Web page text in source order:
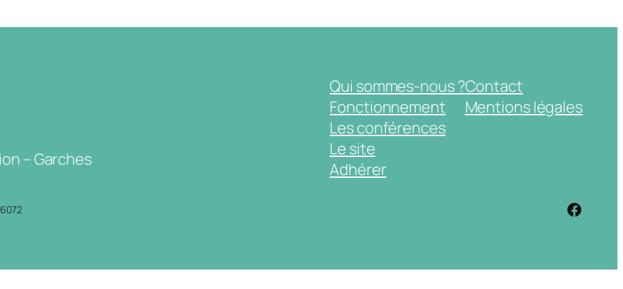
– Garches
Qui sommes-nous ?
Fonctionnement
Les conférences
Le site
Adhérer
Contact
Mentions légales